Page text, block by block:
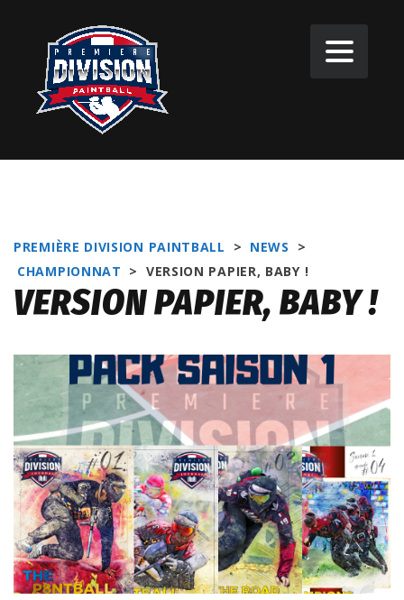
PREMIÈRE DIVISION PAINTBALL > NEWS
>
CHAMPIONNAT > VERSION PAPIER, BABY !
VERSION PAPIER, BABY !